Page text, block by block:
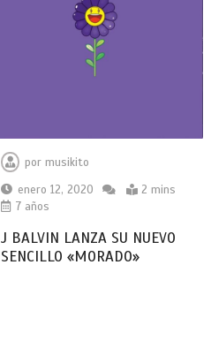
por musikito
enero 12, 2020
2 mins
7 años
J BALVIN LANZA SU NUEVO
SENCILLO «MORADO»